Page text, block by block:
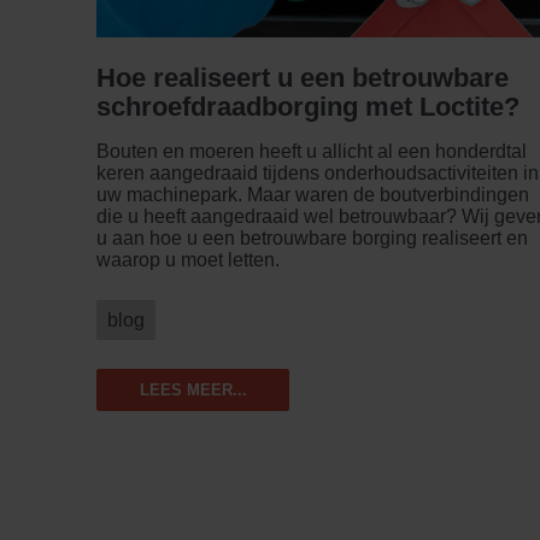
Hoe realiseert u een betrouwbare
schroefdraadborging met Loctite?
Bouten en moeren heeft u allicht al een honderdtal
keren aangedraaid tijdens onderhoudsactiviteiten in
uw machinepark. Maar waren de boutverbindingen
die u heeft aangedraaid wel betrouwbaar? Wij
u aan hoe u een betrouwbare borging realiseert en
waarop u moet letten.
blog
LEES MEER...